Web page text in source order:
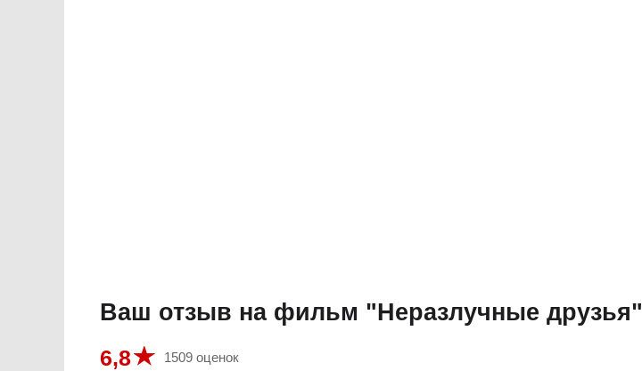
Ваш отзыв на фильм "Неразлучные друзья"
6,8 1509 оценок